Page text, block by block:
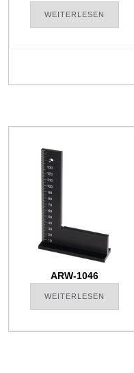
WEITERLESEN
ARW-1046
WEITERLESEN